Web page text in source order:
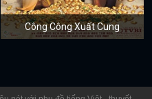
Công Công Xuất Cung